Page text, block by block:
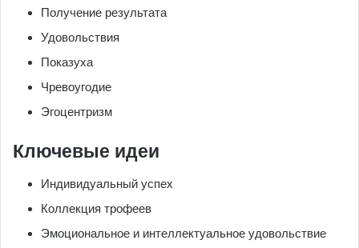
Получение результата
Удовольствия
Показуха
Чревоугодие
Эгоцентризм
Ключевые идеи
Индивидуальный успех
Коллекция трофеев
Эмоциональное и интеллектуальное удовольствие